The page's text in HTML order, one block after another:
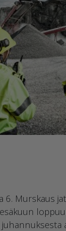
Murskaus